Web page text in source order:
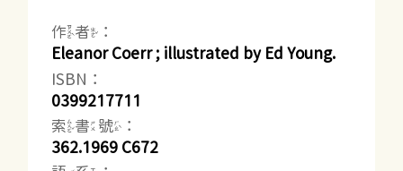
作者：
Eleanor Coerr ; illustrated by Ed Young.
ISBN：
0399217711
索書號：
362.1969 C672